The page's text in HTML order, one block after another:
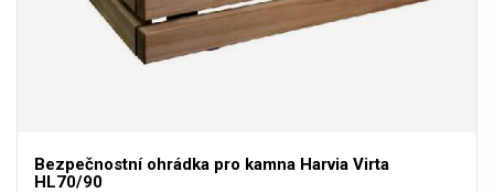
Bezpečnostní ohrádka pro kamna Harvia Virta
HL70/90